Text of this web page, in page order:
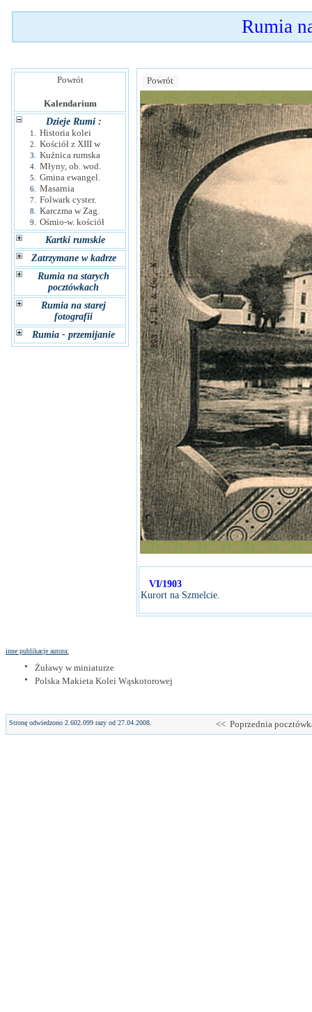
Rumia
Powrót
Kalendarium
Dzieje Rumi :
1. Historia kolei
2. Kościół z XIII w
3. Kuźnica rumska
4. Młyny, ob. wod.
5. Gmina ewangel.
6. Masarnia
7. Folwark cyster.
8. Karczma w Zag.
9.
Ośmio-w. kościół
Kartki rumskie
Zatrzymane w kadrze
Rumia na starych
pocztówkach
Rumia na starej
fotografii
Rumia - przemijanie
Powrót
VI/1903
Kurort na Szmelcie.
inne publikacje autora:
Żuławy w miniaturze
Polska Makieta Kolei Wąskotorowej
Stronę odwiedzono 2.602.099 razy od 27.04.2008. << Poprzednia